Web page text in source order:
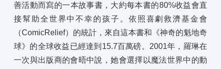
善活動而寫的一本故事書，大約每本書的80%收益會直
接幫助全世界中不幸的孩子。依照喜劇救濟基金會
（ComicRelief）的統計，來自這本書和《神奇的魁地奇
球》的全球收益已經達到15.7百萬磅。2001年，羅琳在
一次與出版商的會晤中說，她會選擇以魔法世界中的動